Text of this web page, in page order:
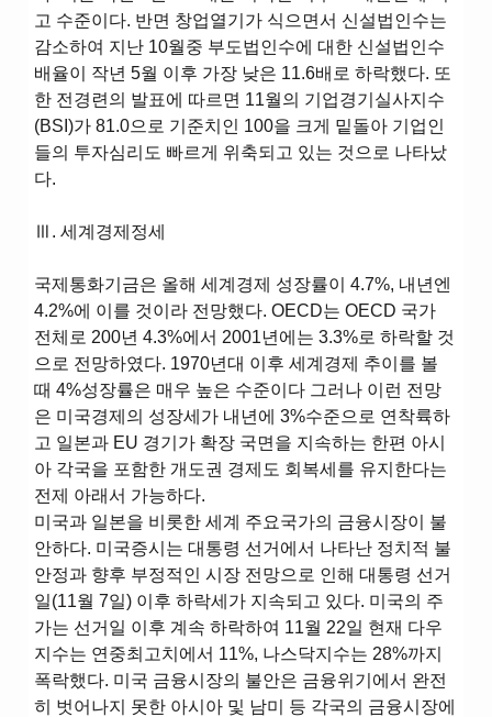
고 수준이다. 반면 창업열기가 식으면서 신설법인수는
감소하여 지난 10월중 부도법인수에 대한 신설법인수
배율이 작년 5월 이후 가장 낮은 11.6배로 하락했다. 또
한 전경련의 발표에 따르면 11월의 기업경기실사지수
(BSI)가 81.0으로 기준치인 100을 크게 밑돌아 기업인
들의 투자심리도 빠르게 위축되고 있는 것으로 나타났
다.
Ⅲ. 세계경제정세
국제통화기금은 올해 세계경제 성장률이 4.7%, 내년엔
4.2%에 이를 것이라 전망했다. OECD는 OECD 국가
전체로 200년 4.3%에서 2001년에는 3.3%로 하락할 것
으로 전망하였다. 1970년대 이후 세계경제 추이를 볼
때 4%성장률은 매우 높은 수준이다 그러나 이런 전망
은 미국경제의 성장세가 내년에 3%수준으로 연착륙하
고 일본과 EU 경기가 확장 국면을 지속하는 한편 아시
아 각국을 포함한 개도권 경제도 회복세를 유지한다는
전제 아래서 가능하다.
미국과 일본을 비롯한 세계 주요국가의 금융시장이 불
안하다. 미국증시는 대통령 선거에서 나타난 정치적 불
안정과 향후 부정적인 시장 전망으로 인해 대통령 선거
일(11월 7일) 이후 하락세가 지속되고 있다. 미국의 주
가는 선거일 이후 계속 하락하여 11월 22일 현재 다우
지수는 연중최고치에서 11%, 나스닥지수는 28%까지
폭락했다. 미국 금융시장의 불안은 금융위기에서 완전
히 벗어나지 못한 아시아 및 남미 등 각국의 금융시장에